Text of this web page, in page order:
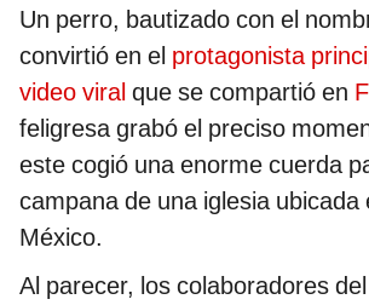
Un perro, bautizado con el
convirtió en el protagonista
video viral que se compartió en
feligresa grabó el preciso
este cogió una enorme cuerda
campana de una iglesia ubicada
México.
Al parecer, los colaboradores